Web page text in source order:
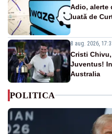
Adio, alerte
luată de
8 aug. 2026,
Cristi
Juventus!
Australia
POLITICA